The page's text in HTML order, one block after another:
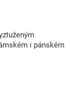
i pánském